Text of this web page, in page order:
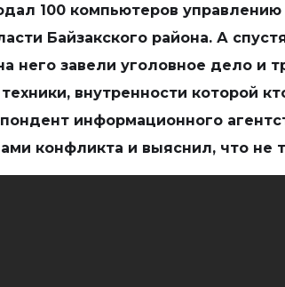
100 компьютеров управлению
Байзакского района. А
него завели уголовное дело и
внутренности которой
информационного
конфликта и выяснил, что не